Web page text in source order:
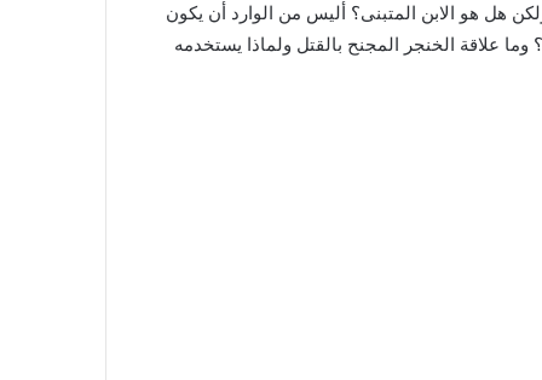
هل هو الابن المتبنى؟ أليس من الوارد أن يكون
علاقة الخنجر المجنح بالقتل ولماذا يستخدمه